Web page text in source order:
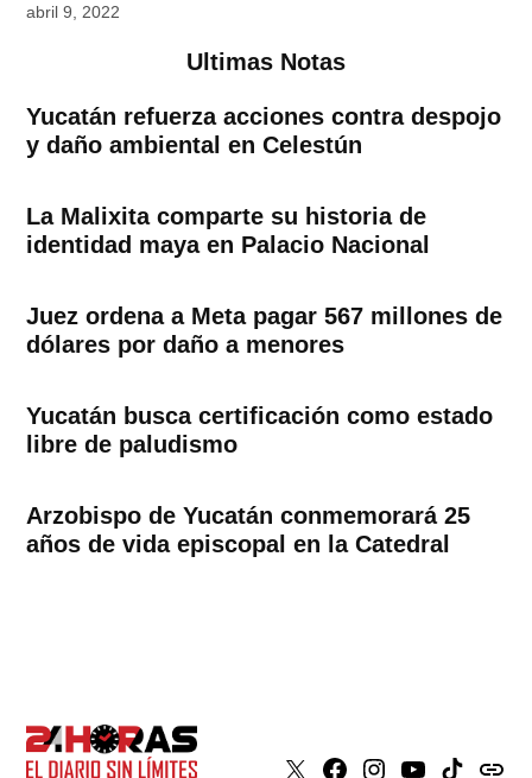
abril 9, 2022
Ultimas Notas
Yucatán refuerza acciones contra despojo
y daño ambiental en Celestún
La Malixita comparte su historia de
identidad maya en Palacio Nacional
Juez ordena a Meta pagar 567 millones de
dólares por daño a menores
Yucatán busca certificación como estado
libre de paludismo
Arzobispo de Yucatán conmemorará 25
años de vida episcopal en la Catedral
X Faceboook
Instagram
YoutubeTiktokissuu